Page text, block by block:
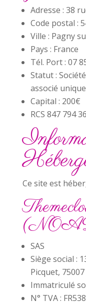
Adresse : 38
Code postal :
Ville : Pagny
Pays : France
Tél. Port : 07
Statut :
associé unique
Capital : 200€
RCS 847 794
Ce site est
SAS
Siège social :
Picquet, 75007
Immatriculé
N° TVA :